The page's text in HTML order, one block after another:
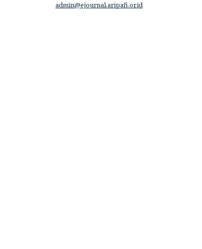
admin@ejournal.aripafi.or.id